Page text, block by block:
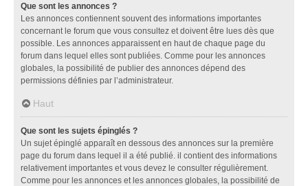
Que sont les annonces ?
Les annonces contiennent souvent des informations importantes
concernant le forum que vous consultez et doivent être lues dès que
possible. Les annonces apparaissent en haut de chaque page du
forum dans lequel elles sont publiées. Comme pour les annonces
globales, la possibilité de publier des annonces dépend des
permissions définies par l’administrateur.
Haut
Que sont les sujets épinglés ?
Un sujet épinglé apparaît en dessous des annonces sur la première
page du forum dans lequel il a été publié. il contient des informations
relativement importantes et vous devez le consulter régulièrement.
Comme pour les annonces et les annonces globales, la possibilité de